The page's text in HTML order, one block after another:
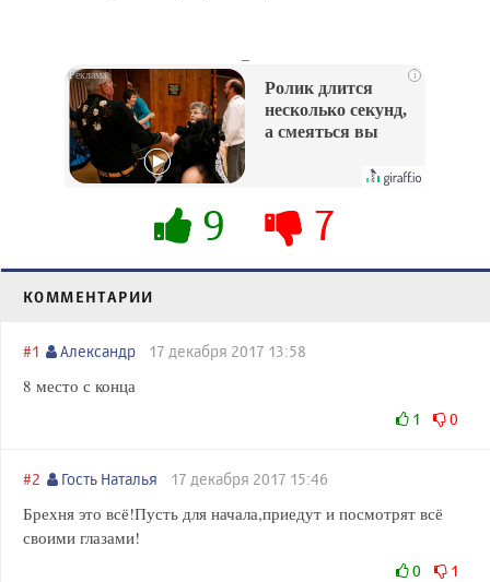
i
Ролик длится
несколько секунд,
а смеяться вы
9 7
КОММЕНТАРИИ
#1 Александр 17 декабря 2017 13:58
8 место с конца
1 0
#2 Гость Наталья 17 декабря 2017 15:46
Брехня это всё!Пусть для начала,приедут и посмотрят всё
своими глазами!
0 1